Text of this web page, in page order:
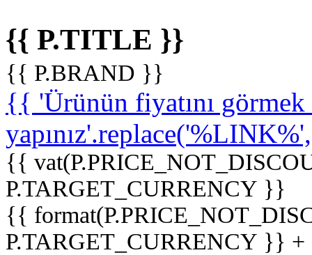
{{ P.TITLE }}
{{ P.BRAND }}
{{ 'Ürünün fiyatını
{{
P.TARGET_CURRENCY }}
{{
P.TARGET_CURRENCY }}